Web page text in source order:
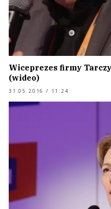
Wiceprezes firmy
(wideo)
31.05.2016 / 11:24